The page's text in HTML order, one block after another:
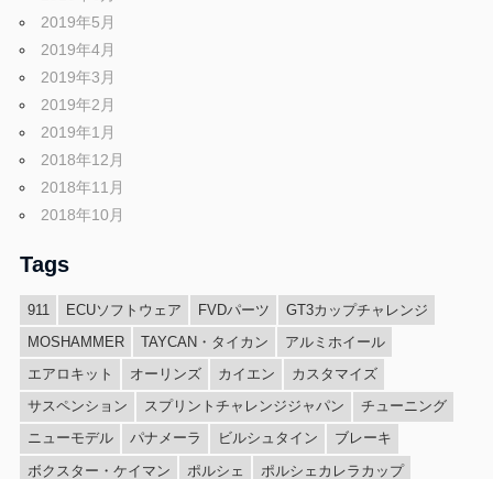
2019年5月
2019年4月
2019年3月
2019年2月
2019年1月
2018年12月
2018年11月
2018年10月
Tags
911 ECUソフトウェア FVDパーツ
GT3カップチャレンジ
MOSHAMMER
TAYCAN・タイカン
アルミホイール
エアロキット
オーリンズ カイエン
カスタマイズ
サスペンション
スプリントチャレンジジャパン
チューニング
ニューモデル
パナメーラ ビルシュタイン
ブレーキ
ボクスター・ケイマン
ポルシェ ポルシェカレラカップ